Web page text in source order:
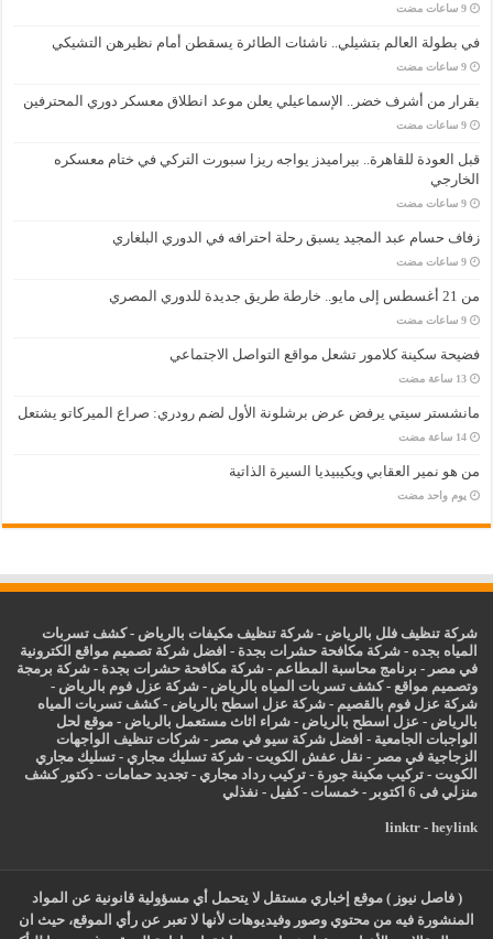
‏9 ساعات مضت
في بطولة العالم بتشيلي.. ناشئات الطائرة يسقطن أمام نظيرهن التشيكي
‏9 ساعات مضت
بقرار من أشرف خضر.. الإسماعيلي يعلن موعد انطلاق معسكر دوري المحترفين
‏9 ساعات مضت
قبل العودة للقاهرة.. بيراميدز يواجه ريزا سبورت التركي في ختام معسكره
الخارجي
‏9 ساعات مضت
زفاف حسام عبد المجيد يسبق رحلة احترافه في الدوري البلغاري
‏9 ساعات مضت
من 21 أغسطس إلى مايو.. خارطة طريق جديدة للدوري المصري
‏9 ساعات مضت
فضيحة سكينة كلامور تشعل مواقع التواصل الاجتماعي
‏13 ساعة مضت
مانشستر سيتي يرفض عرض برشلونة الأول لضم رودري: صراع الميركاتو يشتعل
‏14 ساعة مضت
من هو نمير العقابي ويكيبيديا السيرة الذاتية
‏يوم واحد مضت
شركة تنظيف فلل بالرياض -شركة تنظيف مكيفات بالرياض -كشف تسربات
المياه بجده -شركة مكافحة حشرات بجدة - افضل شركة تصميم مواقع الكترونية
في مصر - برنامج محاسبة المطاعم -شركة مكافحة حشرات بجدة -شركة برمجة
وتصميم مواقع -كشف تسربات المياه بالرياض -شركة عزل فوم بالرياض -
شركة عزل فوم بالقصيم -شركة عزل اسطح بالرياض -كشف تسربات المياه
بالرياض - عزل اسطح بالرياض -شراء اثاث مستعمل بالرياض - موقع لحل
الواجبات الجامعية - افضل شركة سيو في مصر -شركات تنظيف الواجهات
الزجاجية في مصر - نقل عفش الكويت -شركة تسليك مجاري -تسليك مجاري
الكويت -تركيب مكينة جورة -تركيب رداد مجاري -تجديد حمامات -دكتور كشف
منزلي فى 6 اكتوبر
-خمسات -كفيل - نفذلي
linktr- heylink
( فاصل نيوز ) موقع إخباري مستقل لا يتحمل أي مسؤولية قانونية عن المواد
المنشورة فيه من محتوي وصور وفيديوهات لأنها لا تعبر عن رأي الموقع، حيث ان